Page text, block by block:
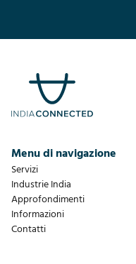
Menu di navigazione
Servizi
Industrie India
Approfondimenti
Informazioni
Contatti